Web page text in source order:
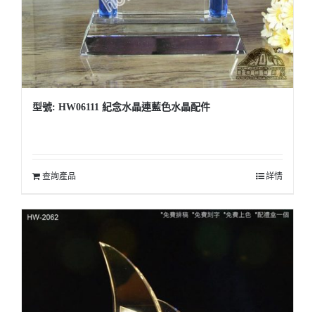
型號: HW06111 紀念水晶連藍色水晶配件
查詢產品 詳情